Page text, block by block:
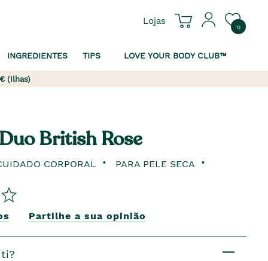
Lojas
0
INGREDIENTES TIPS LOVE YOUR BODY CLUB™
(Ilhas)
British Rose
CORPORAL
PARA PELE SECA
Partilhe a sua opinião